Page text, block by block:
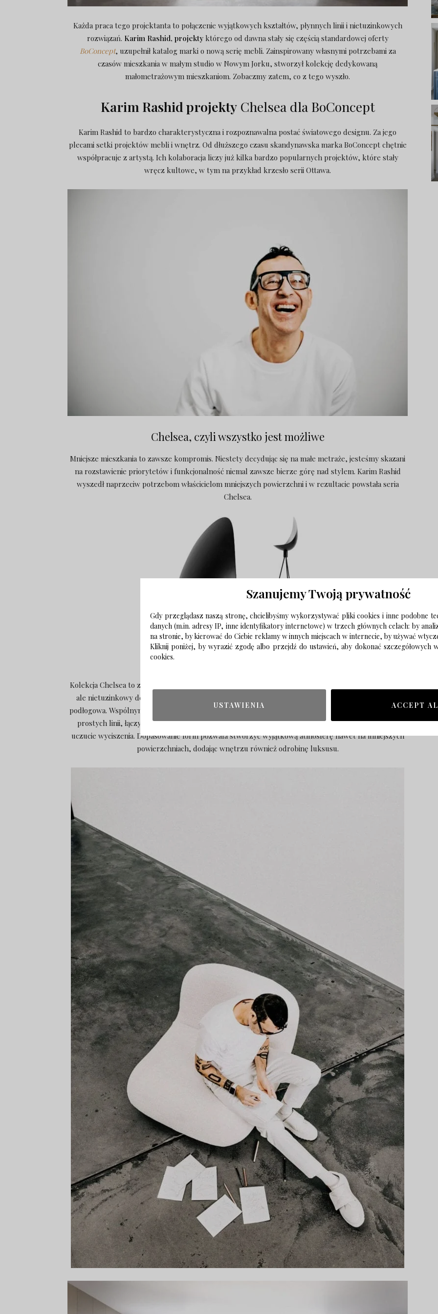
Każda praca tego projektanta to połączenie wyjątkowych kształtów, płynnych linii i nietuzinkowych
rozwiązań. Karim Rashid, projektyktórego od dawna stały się częścią standardowej oferty
BoConcept, uzupełnił katalog marki o nową serię mebli. Zainspirowany własnymi potrzebami za
czasów mieszkania w małym studio w Nowym Jorku, stworzył kolekcję dedykowaną
małometrażowym mieszkaniom. Zobaczmy zatem, co z tego wyszło.
Karim Rashid projektyChelsea dla BoConcept
Karim Rashid to bardzo charakterystyczna i rozpoznawalna postać światowego designu. Za jego
plecami setki projektów mebli i wnętrz. Od dłuższego czasu skandynawska marka BoConcept chętnie
współpracuje z artystą. Ich kolaboracja liczy już kilka bardzo popularnych projektów, które stały
wręcz kultowe, w tym na przykład krzesło serii Ottawa.
Chelsea, czyli wszystko jest możliwe
Mniejsze mieszkania to zawsze kompromis. Niestety decydując się na małe metraże, jesteśmy skazani
na rozstawienie priorytetów i funkcjonalność niemal zawsze bierze górę nad stylem. Karim Rashid
wyszedł naprzeciw potrzebom właścicielom mniejszych powierzchni i w rezultacie powstała seria
Chelsea.
Kolekcja Chelsea to zestawienie kilku podstawowych mebli, które łączy praktyczność i dosyć prosty,
ale nietuzinkowy design. W ramach serii powstała sofa, fotel oraz trzy lampy: wisząca, naścienna i
podłogowa. Wspólnym mianownikiem tych mebli jest ich kształt. Żadne nie posiada ostrych krawędzi i
prostych linii, łączy ich więc obłość formy. W taki sposób wprowadzają do wnętrza kojący spokój i
uczucie wyciszenia. Dopasowanie form pozwala stworzyć wyjątkową atmosferę nawet na mniejszych
powierzchniach, dodając wnętrzu również odrobinę luksusu.
Szanujemy Twoją prywatność
Gdy przeglądasz naszą stronę, chcielibyśmy wykorzystywać pliki cookies i inne podobne
danych (m.in. adresy IP, inne identyfikatory internetowe) w trzech głównych celach: by
na stronie, by kierować do Ciebie reklamy w innych miejscach w internecie, by używać
Kliknij poniżej, by wyrazić zgodę albo przejdź do ustawień, aby dokonać szczegółowych
cookies.
USTAWIENIA ACCEPT